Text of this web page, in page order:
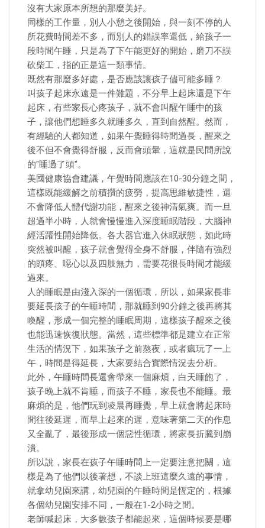
沒有大家原本所想的那麼美好。
同樣的工作量，別人小憩之後開始，與一刻不停的人
所花費時間差不多，而別人的錯誤率還低，給孩子一
段時間午睡，只是為了下午能更好的開始，磨刀不誤
砍柴工，指的正是這一類事情。
既然有那麼多好處，是否應該讓孩子儘可能多睡？
叫孩子起床永遠是一件難題，不分早上起床還是下午
起床，有些家長心疼孩子，就不會叫醒午睡中的孩
子，讓他們想睡多久就睡多久，直到自然醒。然而，
有經驗的人都知道，如果午覺睡得時間過長，醒來之
後不但不會覺得舒服，反而會頭暈，這就是民間所說
的"睡過了頭"。
美國健康協會建議，午覺時間應該在10-30分鐘之間，
這樣既能緩解之前積攢的疲勞，提高思維敏捷性，還
不會降低人體代謝功能，醒來之後神清氣爽。而一旦
超過半小時，人就會慢慢進入深度睡眠階段，大腦神
經活躍性開始降低。各大器官進入休眠狀態，如此時
突然被叫醒，孩子就會覺得全身不舒服，伴隨有強烈
的頭疼、噁心以及四肢無力，需要花很長時間才能緩
過來。
人的睡眠是由淺入深的一個循環，所以，如果家長非
要延長孩子的午睡時間，那就睡到90分鐘之後再將其
喚醒，形成一個完整的睡眠周期，這樣孩子醒來之後
也能迅速恢復狀態。當然，這些標準都是建立在正常
生活的情況下，如果孩子之前熬夜，或者瘋玩了一上
午，時間是得延長，大家要結合實際情況去分析。
此外，午睡時間長還會帶來一個麻煩，白天睡飽了，
孩子晚上就不肯睡，而孩子不睡，家長也不能睡。最
麻煩的是，他們玩到凌晨再睡覺，早上就會將起床時
間往後延遲，而早上起來的遲，意味著第二天的作息
又全亂了，最後形成一個惡性循環，將家長折騰到崩
潰。
所以說，家長在孩子午睡時間上一定要注意把關，這
樣是為了他們以後著想，不談上班這麼久遠的事情，
就拿幼兒園來講，幼兒園的午睡時間是恆定的，根據
各個幼兒園安排不同，一般在1-2小時之間。
老師喊起床，大多數孩子都能起來，這個時候要是哪